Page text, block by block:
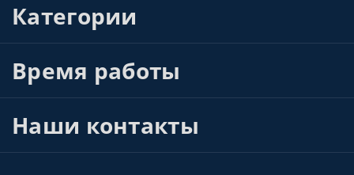
Категории
Время работы
Наши контакты